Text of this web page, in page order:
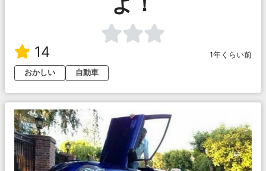
14
1年くらい前
おかしい
自動車